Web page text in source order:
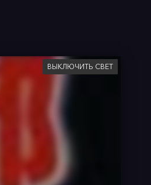
ВЫКЛЮЧИТЬ СВЕТ